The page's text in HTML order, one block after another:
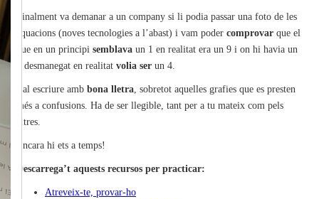
Finalment va demanar a un company si li podia passar una foto de les
equacions (noves tecnologies a l’abast) i vam poder comprovar que el
que en un principi semblava un 1 en realitat era un 9 i on hi havia un
9 desmanegat en realitat volia ser un 4.
Cal escriure amb bona lletra, sobretot aquelles grafies que es presten
més a confusions. Ha de ser llegible, tant per a tu mateix com pels
altres.
Encara hi ets a temps!
Descarrega’t aquests recursos per practicar:
Atreveix-te, provar-ho